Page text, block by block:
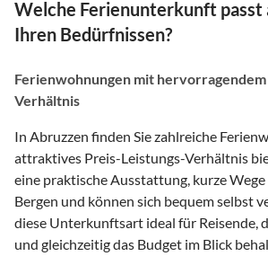
Welche Ferienunterkunft passt
Ihren Bedürfnissen?
Ferienwohnungen mit
Verhältnis
In Abruzzen finden Sie zahlreiche
attraktives Preis-Leistungs-Verhältnis
eine praktische Ausstattung, kurze
Bergen und können sich bequem selbst
diese Unterkunftsart ideal für Reisende,
und gleichzeitig das Budget im Blick